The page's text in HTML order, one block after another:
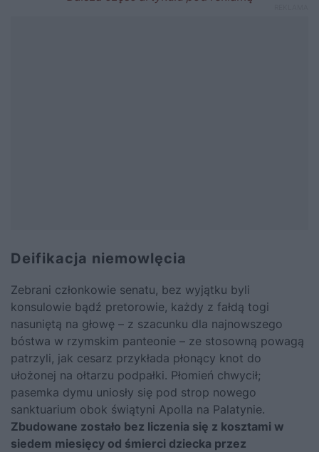
Deifikacja niemowlęcia
Zebrani członkowie senatu, bez wyjątku byli
konsulowie bądź pretorowie, każdy z fałdą togi
nasuniętą na głowę – z szacunku dla najnowszego
bóstwa w rzymskim panteonie – ze stosowną powagą
patrzyli, jak cesarz przykłada płonący knot do
ułożonej na ołtarzu podpałki. Płomień chwycił;
pasemka dymu uniosły się pod strop nowego
sanktuarium obok świątyni Apolla na Palatynie.
Zbudowane zostało bez liczenia się z kosztami w
siedem miesięcy od śmierci dziecka przez